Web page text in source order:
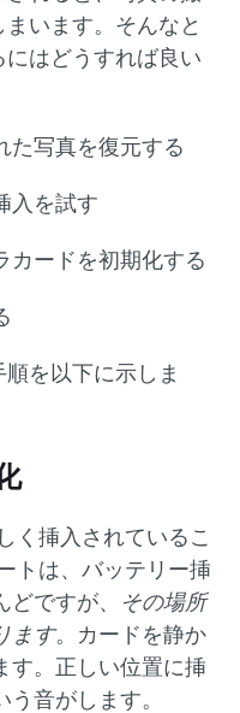
います。そんなと
はどうすれば良い
た写真を復元する
入を試す
カードを初期化する
を以下に示しま
く挿入されているこ
トは、バッテリー挿
ですが、
その場所
ます。カードを静か
す。正しい位置に挿
音がします。